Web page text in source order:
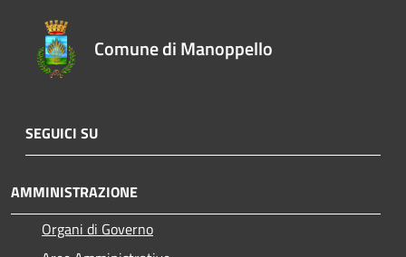
Comune di Manoppello
SEGUICI SU
AMMINISTRAZIONE
Organi di Governo